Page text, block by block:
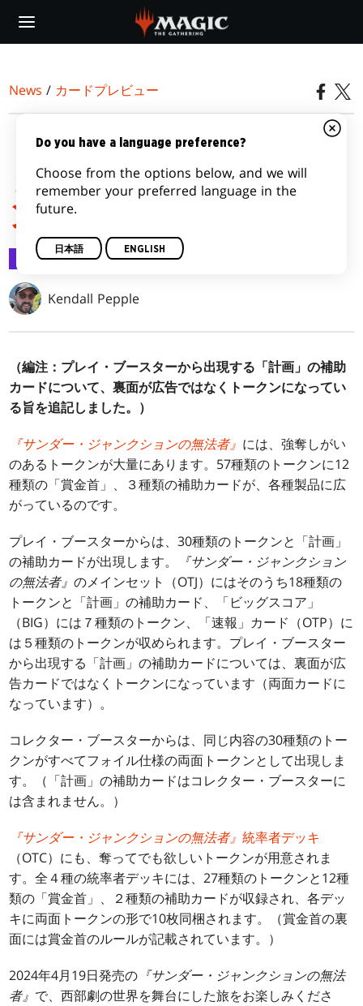
main
News / カードプレビュー
『サンダー・ジャンクシ
ョンの無法者』のトーク
ン
カードプレビュー 2024/04/05
Kendall Pepple
（編注：プレイ・ブースターから出現する「計画」の補助
カードについて、裏面が広告ではなくトークンになってい
る旨を追記しました。）
『サンダー・ジャンクションの無法者』 には、強奪しがい
のあるトークンが大量にあります。57種類のトークンに12
種類の「賞金首」、３種類の補助カードが、各種製品に広
がっているのです。
プレイ・ブースターからは、30種類のトークンと「計画」
の補助カードが出現します。
『サンダー・ジャンクション
の無法者』のメインセット（OTJ）にはそのうち18種類の
トークンと「計画」の補助カード、「ビッグスコア」
（BIG）には７種類のトークン、「速報」カード（OTP）に
は５種類のトークンが収められます。プレイ・ブースター
から出現する「計画」の補助カードについては、裏面が広
告カードではなくトークンになっています（両面カードに
なっています）。
コレクター・ブースターからは、同じ内容の30種類のトー
クンがすべてフォイル仕様の両面トークンとして出現しま
す。（「計画」の補助カードはコレクター・ブースターに
は含まれません。）
『サンダー・ジャンクションの無法者』統率者デッキ
（OTC）にも、奪ってでも欲しいトークンが用意されま
す。全４種の統率者デッキには、27種類のトークンと12種
類の「賞金首」、２種類の補助カードが収録され、各デッ
キに両面トークンの形で10枚同梱されます。（賞金首の裏
面には賞金首のルールが記載されています。）
2024年4月19日発売の 『サンダー・ジャンクションの無法
者』 で、西部劇の世界を舞台にした旅をお楽しみくださ
Do you have a language preference?
Choose from the options below, and we will
remember your preferred language in the
future.
日本語 ENGLISH